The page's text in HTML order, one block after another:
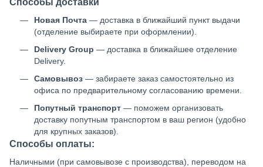
Новая Почта — доставка в ближайший пункт выдачи
(отделение выбираете при оформлении).
Delivery Group — доставка в ближайшее отделение
Delivery.
Самовывоз — забираете заказ самостоятельно из
офиса по предварительному согласованию времени.
Попутный транспорт — поможем организовать
доставку попутным транспортом в ваш регион (удобно
для крупных заказов).
Способы оплаты:
Наличными (при самовывозе с производства), переводом на